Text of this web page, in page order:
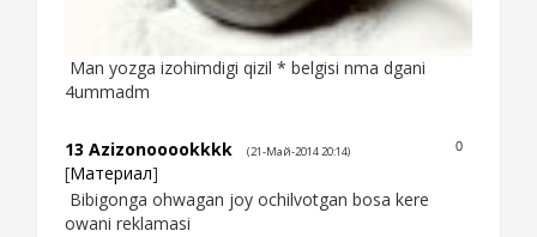
Man yozga izohimdigi qizil * belgisi nma dgani
4ummadm
0
13 Azizonooookkkk (21-Май-2014 20:14)
[Материал]
Bibigonga ohwagan joy ochilvotgan bosa kere
owani reklamasi